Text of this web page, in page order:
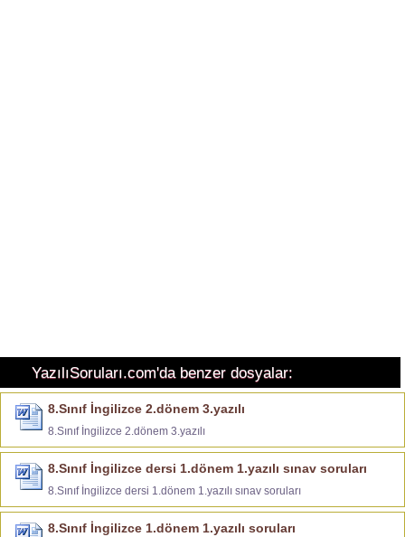
YazılıSoruları.com'da benzer dosyalar:
8.Sınıf İngilizce 2.dönem 3.yazılı
8.Sınıf İngilizce 2.dönem 3.yazılı
8.Sınıf İngilizce dersi 1.dönem 1.yazılı sınav soruları
8.Sınıf İngilizce dersi 1.dönem 1.yazılı sınav soruları
8.Sınıf İngilizce 1.dönem 1.yazılı soruları